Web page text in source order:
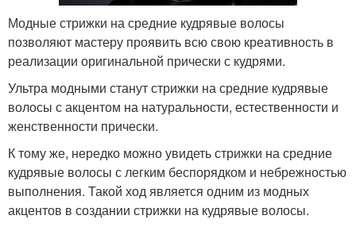
Модные стрижки на средние кудрявые волосы
позволяют мастеру проявить всю свою креативность в
реализации оригинальной прически с кудрями.
Ультра модными станут стрижки на средние кудрявые
волосы с акцентом на натуральности, естественности и
женственности прически.
К тому же, нередко можно увидеть стрижки на средние
кудрявые волосы с легким беспорядком и небрежностью
выполнения. Такой ход является одним из модных
акцентов в создании стрижки на кудрявые волосы.